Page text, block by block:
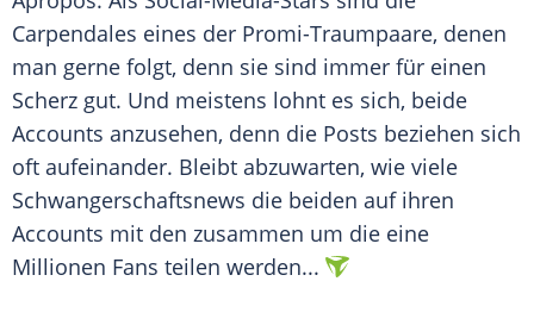
Carpendales eines der Promi-Traumpaare, denen
man gerne folgt, denn sie sind immer für einen
Scherz gut. Und meistens lohnt es sich, beide
Accounts anzusehen, denn die Posts beziehen sich
oft aufeinander. Bleibt abzuwarten, wie viele
Schwangerschaftsnews die beiden auf ihren
Accounts mit den zusammen um die eine
Millionen Fans teilen werden...